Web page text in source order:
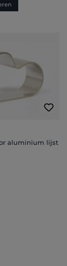
aluminium lijst
van 5 van 5